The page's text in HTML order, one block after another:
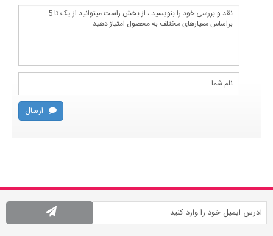
ارسال